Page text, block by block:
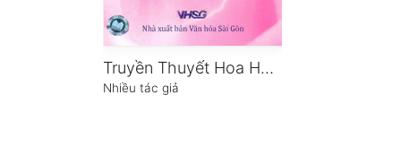
Truyền Thuyết Hoa Hồng
Nhiều tác giả